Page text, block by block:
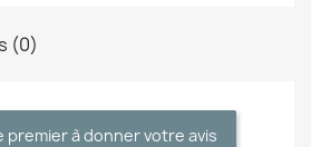
(0)
premier à donner votre avis